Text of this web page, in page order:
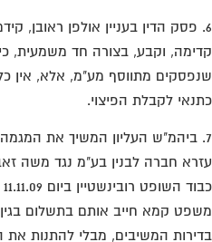
פסק הדין בעניין אולפן ראובן,
וקבע, בצורה חד משמעית, כי
מתווסף מע"מ, אלא, אין כל
לקבלת הפיצוי.
קמא חייב אותם בתשלום בגין
המשיבים, מבלי להתנות את